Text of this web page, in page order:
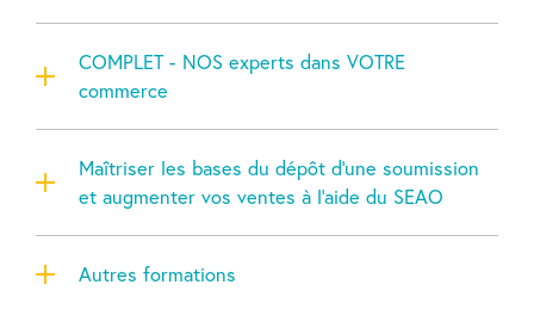
COMPLET - NOS experts dans VOTRE
commerce
Maîtriser les bases du dépôt d’une soumission
et augmenter vos ventes à l’aide du SEAO
Autres formations